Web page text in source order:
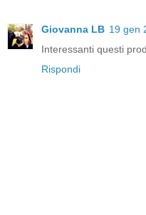
Giovanna LB 19 gen
Interessanti questi
Rispondi